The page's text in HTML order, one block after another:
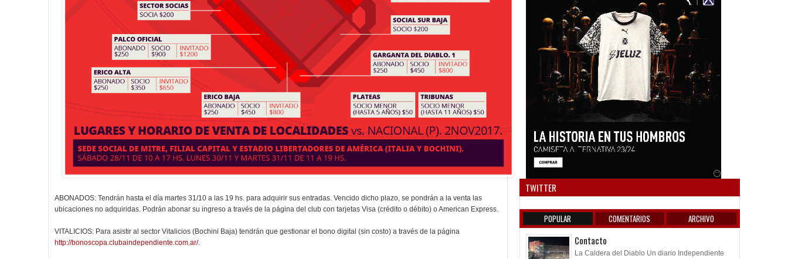
ABONADOS: Tendrán hasta el día martes 31/10 a las 19 hs. para adquirir sus entradas. Vencido dicho plazo, se pondrán a la venta las
ubicaciones no adquiridas. Podrán abonar su ingreso a través de la página del club con tarjetas Visa (crédito o débito) o American Express.
VITALICIOS: Para asistir al sector Vitalicios (Bochini Baja) tendrán que gestionar el bono digital (sin costo) a través de la página
http://bonoscopa.clubaindependiente.com.ar/.
TWITTER
POPULAR COMENTARIOS ARCHIVO
Contacto
La Caldera del Diablo Un diario Independiente